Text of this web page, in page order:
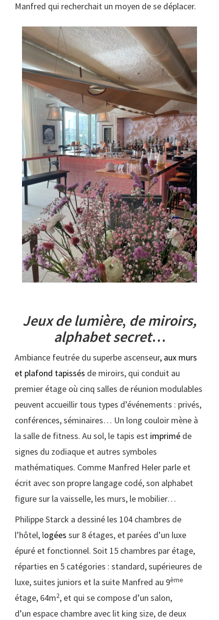
Manfred qui recherchait un moyen de se déplacer.
Jeux de lumière, de miroirs,
alphabet secret…
Ambiance feutrée du superbe ascenseur, aux murs
et plafond tapissés de miroirs, qui conduit au
premier étage où cinq salles de réunion modulables
peuvent accueillir tous types d’événements : privés,
conférences, séminaires… Un long couloir mène à
la salle de fitness. Au sol, le tapis est imprimé de
signes du zodiaque et autres symboles
mathématiques. Comme Manfred Heler parle et
écrit avec son propre langage codé, son alphabet
figure sur la vaisselle, les murs, le mobilier…
Philippe Starck a dessiné les 104 chambres de
l’hôtel, logées sur 8 étages, et parées d’un luxe
épuré et fonctionnel. Soit 15 chambres par étage,
réparties en 5 catégories : standard, supérieures de
luxe, suites juniors et la suite Manfred au 9ème
étage, 64m2, et qui se compose d’un salon,
d’un espace chambre avec lit king size, de deux